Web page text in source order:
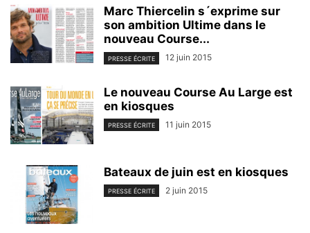
Marc Thiercelin s´exprime sur
son ambition Ultime dans le
nouveau Course...
PRESSE ÉCRITE 12 juin 2015
Le nouveau Course Au Large est
en kiosques
PRESSE ÉCRITE 11 juin 2015
Bateaux de juin est en kiosques
PRESSE ÉCRITE 2 juin 2015